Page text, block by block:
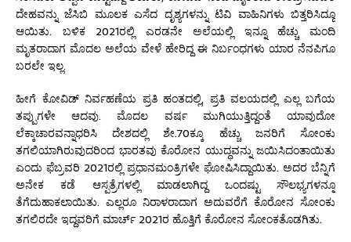
ದೇಹವನ್ನು ಜೆಸಿಬಿ ಮೂಲಕ ಎಸೆದ ದೃಶ್ಯಗಳನ್ನು ಟಿವಿ ವಾಹಿನಿಗಳು ಬಿತ್ತರಿಸಿದ್ದೂ
ಆಯಿತು. ಬಳಿಕ 2021ರಲ್ಲಿ ಎರಡನೇ ಅಲೆಯಲ್ಲಿ ಇನ್ನೂ ಹೆಚ್ಚು ಮಂದಿ
ಮೃತರಾದಾಗ ಮೊದಲ ಅಲೆಯ ವೇಳೆ ಹೇರಿದ್ದ ಈ ನಿರ್ಬಂಧಗಳು ಯಾರ ನೆನಪಿಗೂ
ಬರಲೇ ಇಲ್ಲ.
ಹೀಗೆ ಕೋವಿಡ್ ನಿರ್ವಹಣೆಯ ಪ್ರತಿ ಹಂತದಲ್ಲಿ, ಪ್ರತಿ ವಲಯದಲ್ಲಿ ಎಲ್ಲ ಬಗೆಯ
ತಪ್ಪುಗಳೇ ಆದವು. ಮೊದಲ ವರ್ಷ ಮುಗಿಯುತ್ತಿದ್ದಂತೆ ಯಾವುದೋ
ಲೆಕ್ಕಾಚಾರವನ್ನಾಧರಿಸಿ ದೇಶದಲ್ಲಿ ಶೇ.70ಕ್ಕೂ ಹೆಚ್ಚು ಜನರಿಗೆ ಸೋಂಕು
ತಗಲಿಯಾಗಿರುವುದರಿಂದ ಭಾರತವು ಕೊರೋನ ಯುದ್ಧವನ್ನು ಜಯಿಸಿದಂತಾಯಿತು
ಎಂದು ಫೆಬ್ರವರಿ 2021ರಲ್ಲಿ ಪ್ರಧಾನಮಂತ್ರಿಗಳೇ ಘೋಷಿಸಿದ್ದಾಯಿತು. ಅದರ ಬೆನ್ನಿಗೆ
ಅನೇಕ ಕಡೆ ಆಸ್ಪತ್ರೆಗಳಲ್ಲಿ ಮಾಡಲಾಗಿದ್ದ ಒಂದಷ್ಟು ಸೌಲಭ್ಯಗಳನ್ನೂ
ತೆಗೆದುಹಾಕಲಾಯಿತು. ಎಲ್ಲರೂ ನಿರಾಳರಾದಾಗ ಅದುವರೆಗೆ ಕೊರೋನ ಸೋಂಕು
ತಗಲಿರದೇ ಇದ್ದವರಿಗೆ ಮಾರ್ಚ್ 2021ರ ಹೊತ್ತಿಗೆ ಕೊರೋನ ಸೋಂಕತೊಡಗಿತು.